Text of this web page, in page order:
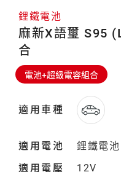
鋰鐵電池
麻新X語璽 S95
合
電池+超級電容組合
適用車種
適用電池
鋰鐵電池
適用電壓
12V